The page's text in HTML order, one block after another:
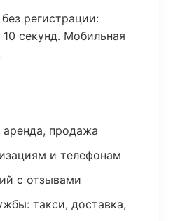
регистрации:
секунд. Мобильная
продажа
и телефонам
с отзывами
такси, доставка,